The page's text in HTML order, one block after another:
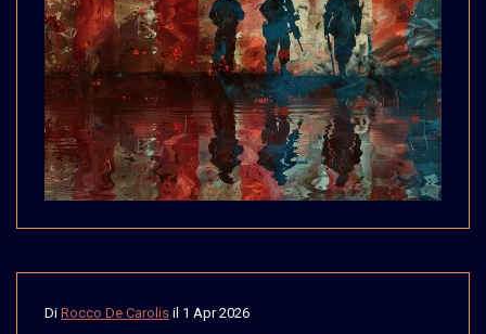
Di Rocco De Carolis il 1 Apr 2026